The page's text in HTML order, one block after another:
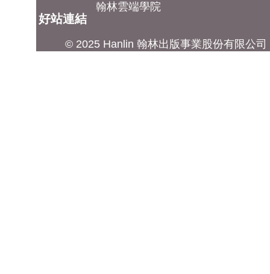
好站連結
翰林雲端學院
© 2025 Hanlin 翰林出版事業股份有限公司